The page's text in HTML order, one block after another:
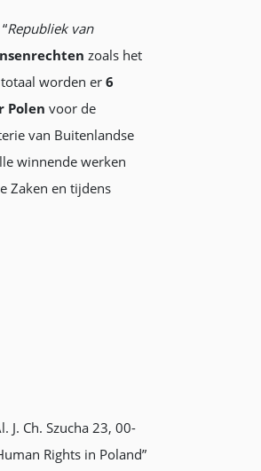
Republiek van
zoals het
worden er 6
Polen voor de
van Buitenlandse
winnende werken
Zaken en tijdens
Ch. Szucha 23, 00-
Rights in Poland”